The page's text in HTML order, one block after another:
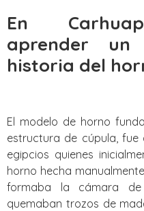
En
aprender
historia del
El modelo de horno
estructura de cúpula, fue
egipcios quienes
horno hecha
formaba la cámara
quemaban trozos de